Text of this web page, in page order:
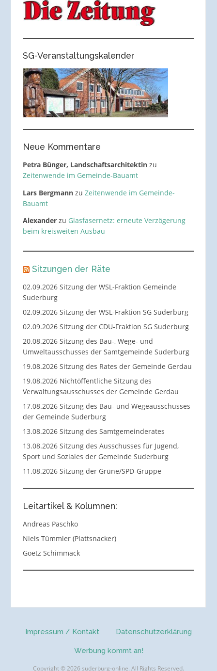
SG-Veranstaltungskalender
Neue Kommentare
Petra Bünger, Landschaftsarchitektinzu
Zeitenwende im Gemeinde-Bauamt
Lars Bergmannzu Zeitenwende im Gemeinde-
Bauamt
Alexanderzu Glasfasernetz: erneute Verzögerung
beim kreisweiten Ausbau
Sitzungen der Räte
02.09.2026 Sitzung der WSL-Fraktion Gemeinde
Suderburg
02.09.2026 Sitzung der WSL-Fraktion SG Suderburg
02.09.2026 Sitzung der CDU-Fraktion SG Suderburg
20.08.2026 Sitzung des Bau-, Wege- und
Umweltausschusses der Samtgemeinde Suderburg
19.08.2026 Sitzung des Rates der Gemeinde Gerdau
19.08.2026 Nichtöffentliche Sitzung des
Verwaltungsausschusses der Gemeinde Gerdau
17.08.2026 Sitzung des Bau- und Wegeausschusses
der Gemeinde Suderburg
13.08.2026 Sitzung des Samtgemeinderates
13.08.2026 Sitzung des Ausschusses für Jugend,
Sport und Soziales der Gemeinde Suderburg
11.08.2026 Sitzung der Grüne/SPD-Gruppe
Leitartikel & Kolumnen:
Andreas Paschko
Niels Tümmler (Plattsnacker)
Goetz Schimmack
Impressum / Kontakt Datenschutzerklärung
Werbung kommt an!
Copyright © 2026 suderburg-online. All Rights Reserved.